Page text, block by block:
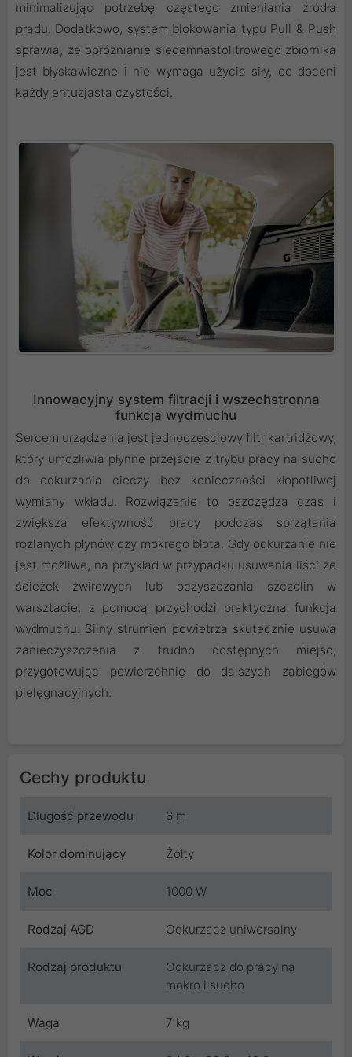
minimalizując potrzebę częstego zmieniania źródła
prądu. Dodatkowo, system blokowania typu Pull & Push
sprawia, że opróżnianie siedemnastolitrowego zbiornika
jest błyskawiczne i nie wymaga użycia siły, co doceni
każdy entuzjasta czystości.
Innowacyjny system filtracji i wszechstronna
funkcja wydmuchu
Sercem urządzenia jest jednoczęściowy filtr kartridżowy,
który umożliwia płynne przejście z trybu pracy na sucho
do odkurzania cieczy bez konieczności kłopotliwej
wymiany wkładu. Rozwiązanie to oszczędza czas i
zwiększa efektywność pracy podczas sprzątania
rozlanych płynów czy mokrego błota. Gdy odkurzanie nie
jest możliwe, na przykład w przypadku usuwania liści ze
ścieżek żwirowych lub oczyszczania szczelin w
warsztacie, z pomocą przychodzi praktyczna funkcja
wydmuchu. Silny strumień powietrza skutecznie usuwa
zanieczyszczenia z trudno dostępnych miejsc,
przygotowując powierzchnię do dalszych zabiegów
pielęgnacyjnych.
Cechy produktu
Długość przewodu 6 m
Kolor dominujący Żółty
Moc 1000 W
Rodzaj AGD Odkurzacz uniwersalny
Rodzaj produktu
Odkurzacz do pracy na
mokro i sucho
Waga 7 kg